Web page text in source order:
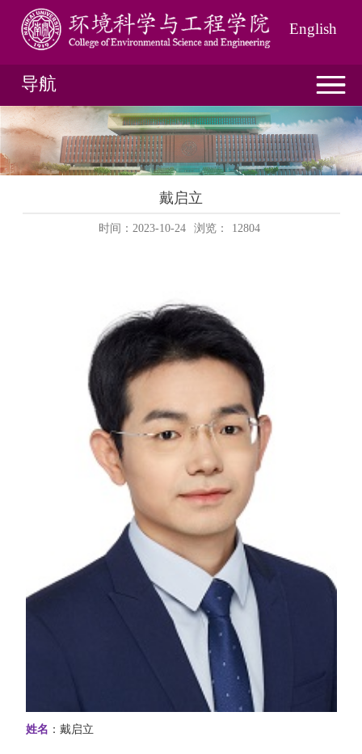
English
导航
戴启立
时间：2023-10-24 浏览： 12804
姓名 ：戴启立